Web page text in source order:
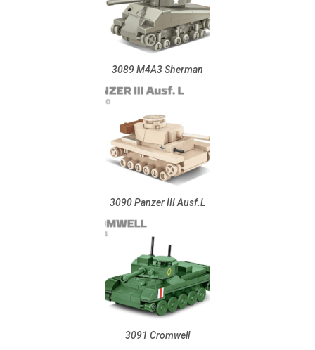
3089 M4A3 Sherman
3090 Panzer III Ausf.L
3091 Cromwell